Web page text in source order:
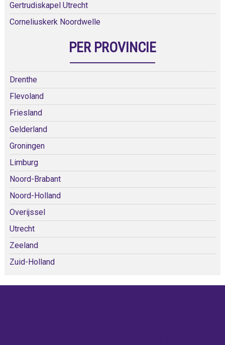
Gertrudiskapel Utrecht
Corneliuskerk Noordwelle
PER PROVINCIE
Drenthe
Flevoland
Friesland
Gelderland
Groningen
Limburg
Noord-Brabant
Noord-Holland
Overijssel
Utrecht
Zeeland
Zuid-Holland